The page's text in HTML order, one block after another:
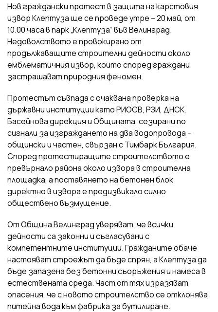
Нов граждански протест в защита на карстовия
извор Клептуза ще се проведе утре – 20 май, от
10.00 часа в парк „Клептуза“ във Велинград.
Недоволството е провокирано от
продължаващите строителни дейности около
емблематичния извор, които според граждани
застрашават природния феномен.
Протестът съвпада с очаквана проверка на
държавни институции като РИОСВ, РЗИ, ДНСК,
Басейнова дирекция и Общината, сезирани по
сигнали за изграждането на два водопровода –
общински и частен, свързан с Тимбарк България.
Според протестиращите строителството е
превърнало района около извора в строителна
площадка, а поставянето на бетонен блок
директно в извора е предизвикало силно
обществено възмущение.
От Община Велинград уверяват, че всички
дейности са законни и съгласувани с
компетентните институции. Гражданите обаче
настояват строежът да бъде спрян, а Клептуза да
бъде запазена без бетонни съоръжения и намеса в
естествената среда. Част от тях изразяват
опасения, че с новото строителство се отклонява
питейна вода към фабрика за бутилиране.